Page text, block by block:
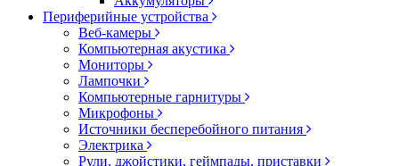
Периферийные устройства
Веб-камеры
Компьютерная акустика
Мониторы
Лампочки
Компьютерные гарнитуры
Микрофоны
Источники бесперебойного питания
Электрика
Рули, джойстики, геймпады, приставки